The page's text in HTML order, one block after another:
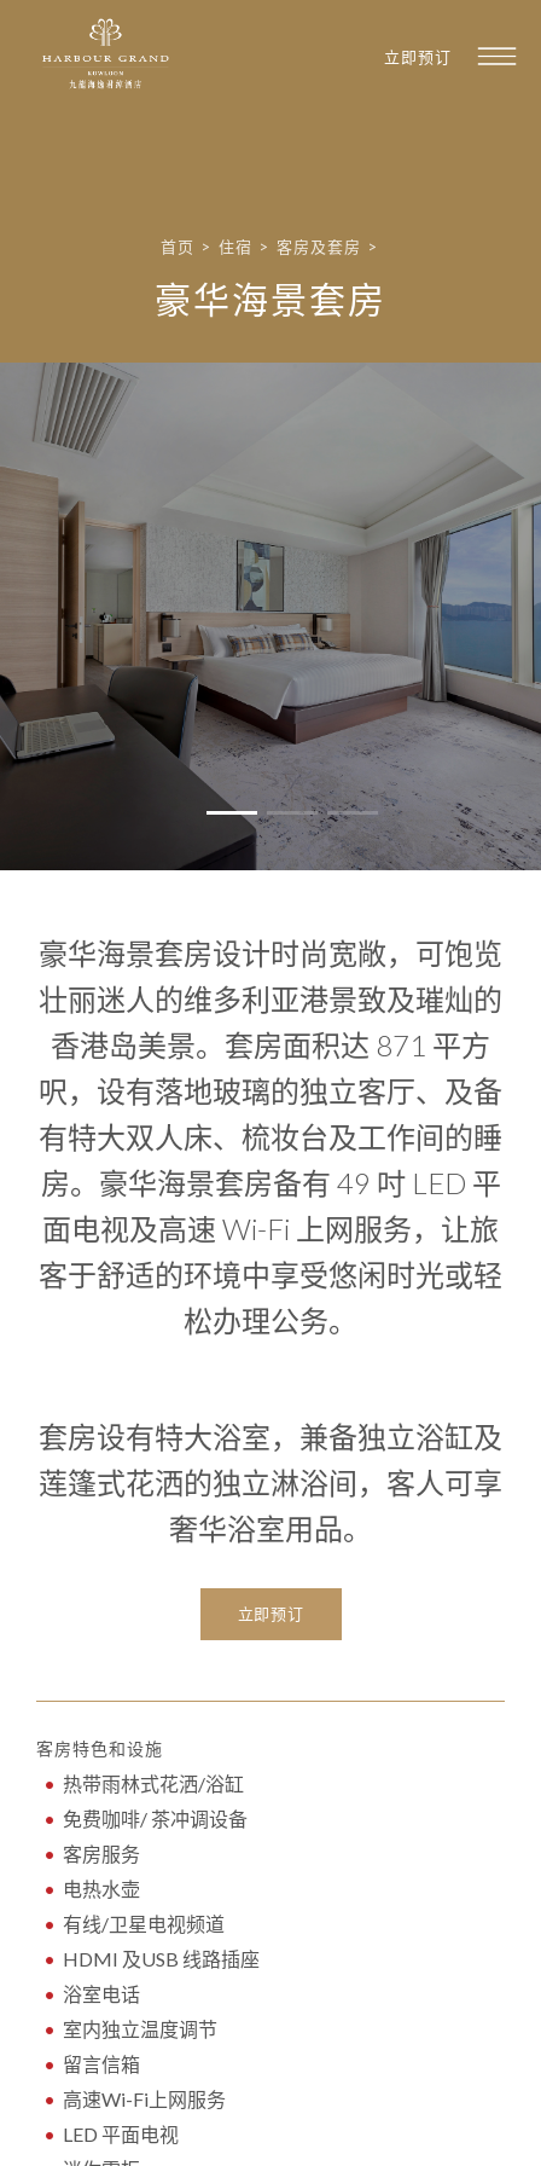
立即预订
1
首页 > 住宿 > 客房及套房 >
豪华海景套房
豪华海景套房设计时尚宽敞，可饱览
壮丽迷人的维多利亚港景致及璀灿的
香港岛美景。套房面积达 871 平方
呎，设有落地玻璃的独立客厅、及备
有特大双人床、梳妆台及工作间的睡
房。豪华海景套房备有 49 吋 LED 平
面电视及高速 Wi-Fi 上网服务，让旅
客于舒适的环境中享受悠闲时光或轻
松办理公务。
套房设有特大浴室，兼备独立浴缸及
莲篷式花洒的独立淋浴间，客人可享
奢华浴室用品。
立即预订
客房特色和设施
热带雨林式花洒/浴缸
免费咖啡/ 茶冲调设备
客房服务
电热水壶
有线/卫星电视频道
HDMI 及USB 线路插座
浴室电话
室内独立温度调节
留言信箱
高速Wi-Fi上网服务
LED 平面电视